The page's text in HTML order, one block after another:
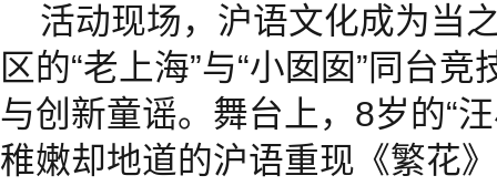
活动现场，沪语文化成为当
区的“老上海”与“小囡囡”同台
与创新童谣。舞台上，8岁的“
稚嫩却地道的沪语重现《繁花